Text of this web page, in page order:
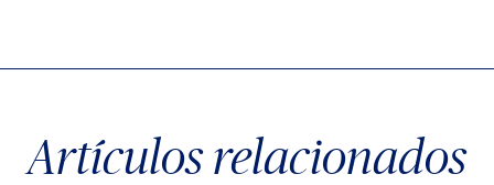
Artículos relacionados